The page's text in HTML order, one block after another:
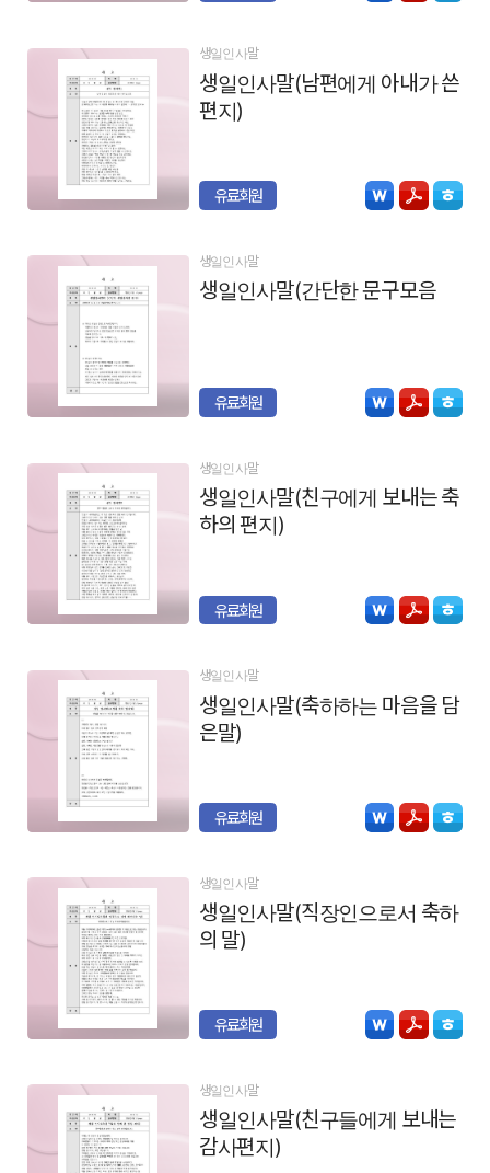
생일인사말
생일인사말(남편에게 아내가 쓴
편지)
유료회원
생일인사말
생일인사말(간단한 문구모음)
유료회원
생일인사말
생일인사말(친구에게 보내는 축
하의 편지)
유료회원
생일인사말
생일인사말(축하하는 마음을 담
은말)
유료회원
생일인사말
생일인사말(직장인으로서 축하
의 말)
유료회원
생일인사말
생일인사말(친구들에게 보내는
감사편지)